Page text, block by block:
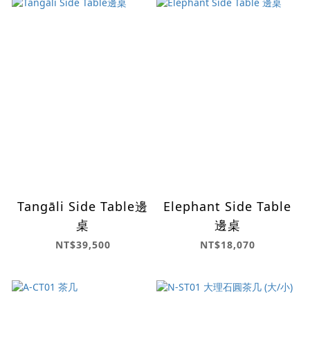
Tangāli Side Table邊
桌
NT$39,500
Elephant Side Table
邊桌
NT$18,070